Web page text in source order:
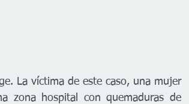
La víctima de este caso, una mujer
zona hospital con quemaduras de